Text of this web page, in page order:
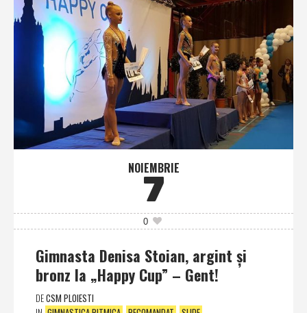
NOIEMBRIE
7
0
Gimnasta Denisa Stoian, argint şi
bronz la „Happy Cup” – Gent!
DECSM PLOIESTI